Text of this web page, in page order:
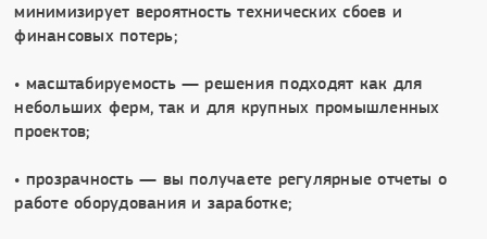
минимизирует вероятность технических сбоев и
финансовых потерь;
• масштабируемость — решения подходят как для
небольших ферм, так и для крупных промышленных
проектов;
• прозрачность — вы получаете регулярные отчеты о
работе оборудования и заработке;